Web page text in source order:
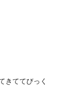
きててびっく